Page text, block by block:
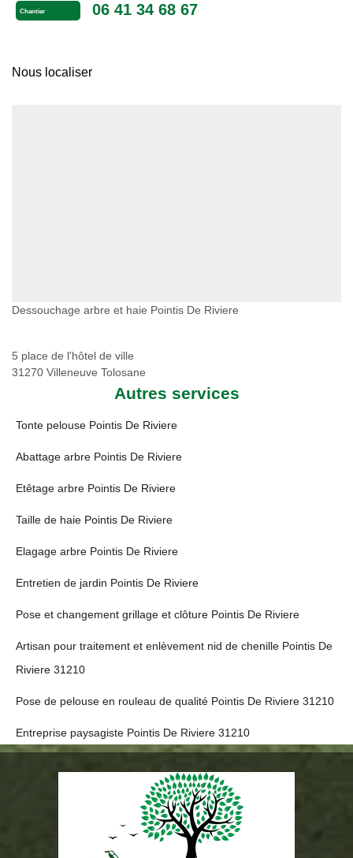
Chantier 06 41 34 68 67
Nous localiser
Dessouchage arbre et haie Pointis De Riviere
5 place de l'hôtel de ville
31270 Villeneuve Tolosane
Autres services
Tonte pelouse Pointis De Riviere
Abattage arbre Pointis De Riviere
Etêtage arbre Pointis De Riviere
Taille de haie Pointis De Riviere
Elagage arbre Pointis De Riviere
Entretien de jardin Pointis De Riviere
Pose et changement grillage et clôture Pointis De Riviere
Artisan pour traitement et enlèvement nid de chenille Pointis De
Riviere 31210
Pose de pelouse en rouleau de qualité Pointis De Riviere 31210
Entreprise paysagiste Pointis De Riviere 31210